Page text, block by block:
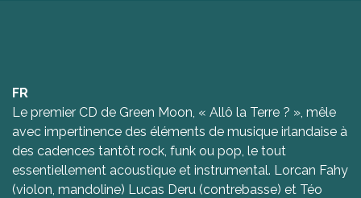
FR
Le premier CD de Green Moon, « Allô la Terre ? », mêle
avec impertinence des éléments de musique irlandaise à
des cadences tantôt rock, funk ou pop, le tout
essentiellement acoustique et instrumental. Lorcan Fahy
(violon, mandoline) Lucas Deru (contrebasse) et Téo